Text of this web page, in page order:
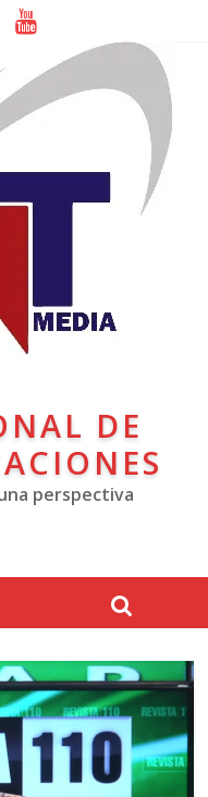
DE
perspectiva